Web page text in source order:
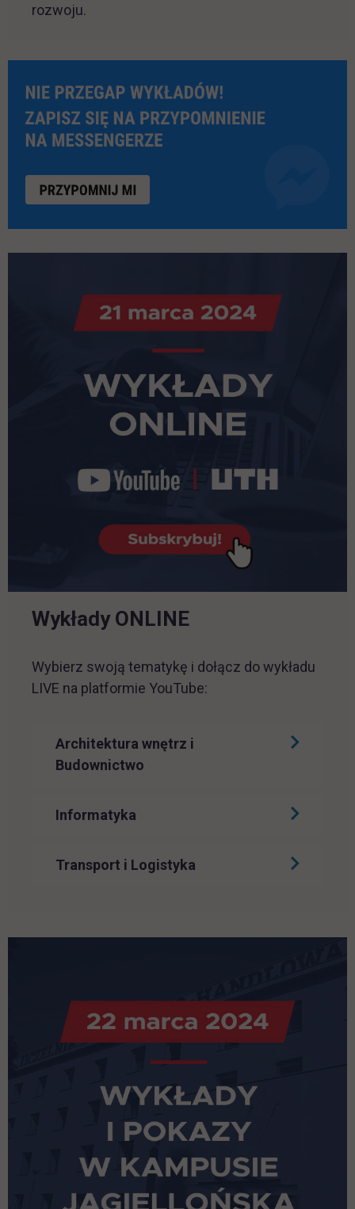
rozwoju.
Wykłady ONLINE
Wybierz swoją tematykę i dołącz do wykładu
LIVE na platformie YouTube:
Architektura wnętrz i
Budownictwo
Informatyka
Transport i Logistyka